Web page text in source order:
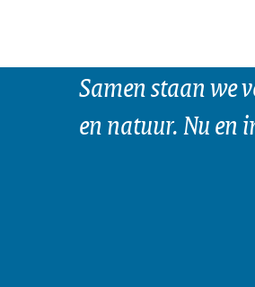
Samen staan we
en natuur. Nu en